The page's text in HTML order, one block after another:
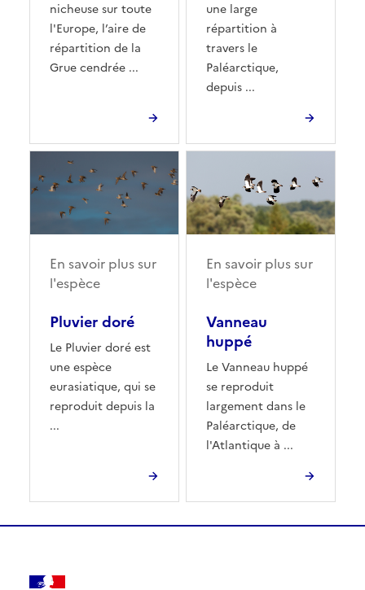
nicheuse sur toute
l'Europe, l’aire de
répartition de la
Grue cendrée ...
une large
répartition à
travers le
Paléarctique,
depuis ...
Pluvier doré
Le Pluvier doré est
une espèce
eurasiatique, qui se
reproduit depuis la
...
En savoir plus sur
l'espèce
Vanneau
huppé
Le Vanneau huppé
se reproduit
largement dans le
Paléarctique, de
l'Atlantique à ...
En savoir plus sur
l'espèce